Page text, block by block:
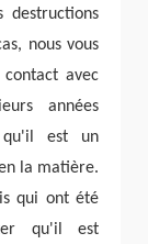
destructions
nous vous
avec
années
qu'il est un
la matière.
qui ont été
qu'il est